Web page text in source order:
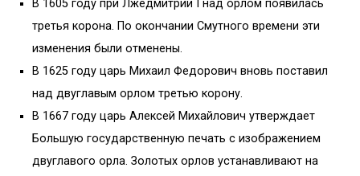
В 1605 году при Лжедмитрии I над орлом появилась
третья корона. По окончании Смутного времени эти
изменения были отменены.
В 1625 году царь Михаил Федорович вновь поставил
над двуглавым орлом третью корону.
В 1667 году царь Алексей Михайлович утверждает
Большую государственную печать с изображением
двуглавого орла. Золотых орлов устанавливают на